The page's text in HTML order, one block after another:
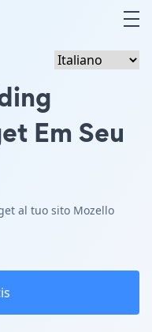
Em Seu
al tuo sito Mozello